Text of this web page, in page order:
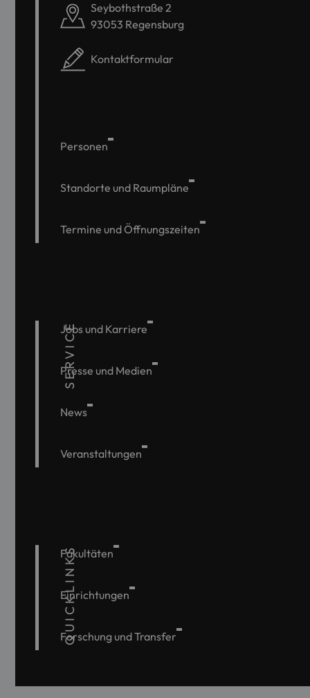
Seybothstraße 2
93053 Regensburg
Kontaktformular
Personen
Standorte und Raumpläne
Termine und Öffnungszeiten
SERVICE
Jobs und Karriere
Presse und Medien
News
Veranstaltungen
QUICKLINKS
Fakultäten
Einrichtungen
Forschung und Transfer